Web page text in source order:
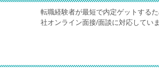
転職経験者が最短で内定ゲットする
社オンライン面接/面談に対応していま